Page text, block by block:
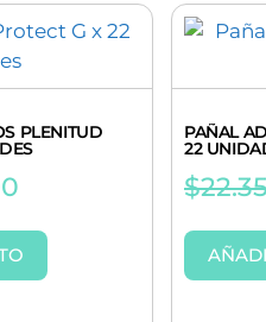
PLENITUD PAÑAL
22
$